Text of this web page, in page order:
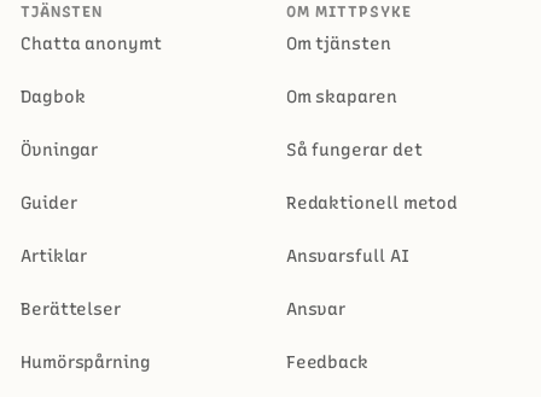
TJÄNSTEN
Chatta anonymt
Dagbok
Övningar
Guider
Artiklar
Berättelser
Humörspårning
OM MITTPSYKE
Om tjänsten
Om skaparen
Så fungerar det
Redaktionell metod
Ansvarsfull AI
Ansvar
Feedback